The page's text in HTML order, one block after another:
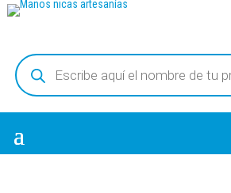
Búsqueda
de
productos